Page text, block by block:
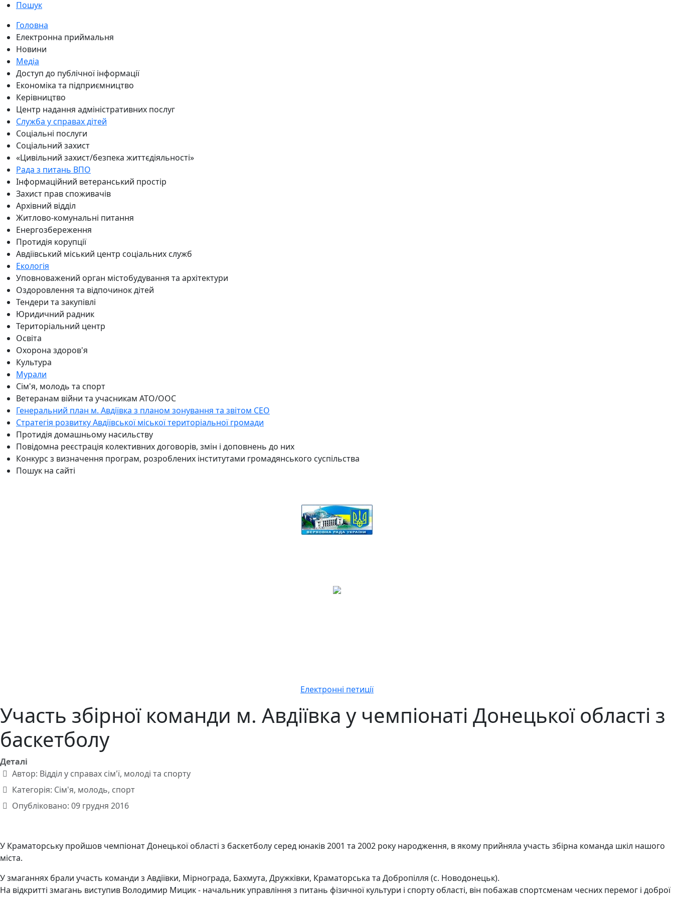
Пошук
Головна
Електронна приймальня
Новини
Медіа
Доступ до публічної інформації
Економіка та підприємництво
Керівництво
Центр надання адміністративних послуг
Служба у справах дітей
Соціальні послуги
Соціальний захист
«Цивільний захист/безпека життєдіяльності»
Рада з питань ВПО
Інформаційний ветеранський простір
Захист прав споживачів
Архівний відділ
Житлово-комунальні питання
Енергозбереження
Протидія корупції
Авдіївський міський центр соціальних служб
Екологія
Уповноважений орган містобудування та архітектури
Оздоровлення та відпочинок дітей
Тендери та закупівлі
Юридичний радник
Територіальний центр
Освіта
Охорона здоров'я
Культура
Мурали
Сім'я, молодь та спорт
Ветеранам війни та учасникам АТО/ООС
Генеральний план м. Авдіївка з планом зонування та звітом СЕО
Стратегія розвитку Авдіївської міської територіальної громади
Протидія домашньому насильству
Повідомна реєстрація колективних договорів, змін і доповнень до них
Конкурс з визначення програм, розроблених інститутами громадянського суспільства
Пошук на сайті
Електронні петиції
Участь збірної команди м. Авдіївка у чемпіонаті Донецької області з
баскетболу
Деталі
Автор: Відділ у справах сім'ї, молоді та спорту
Категорія: Сім'я, молодь, спорт
Опубліковано: 09 грудня 2016
У Краматорську пройшов чемпіонат Донецької області з баскетболу серед юнаків 2001 та 2002 року народження, в якому прийняла участь збірна команда шкіл нашого
міста.
У змаганнях брали участь команди з Авдіївки, Мірнограда, Бахмута, Дружківки, Краматорська та Добропілля (с. Новодонецьк).
На відкритті змагань виступив Володимир Мицик - начальник управління з питань фізичної культури і спорту області, він побажав спортсменам чесних перемог і доброї